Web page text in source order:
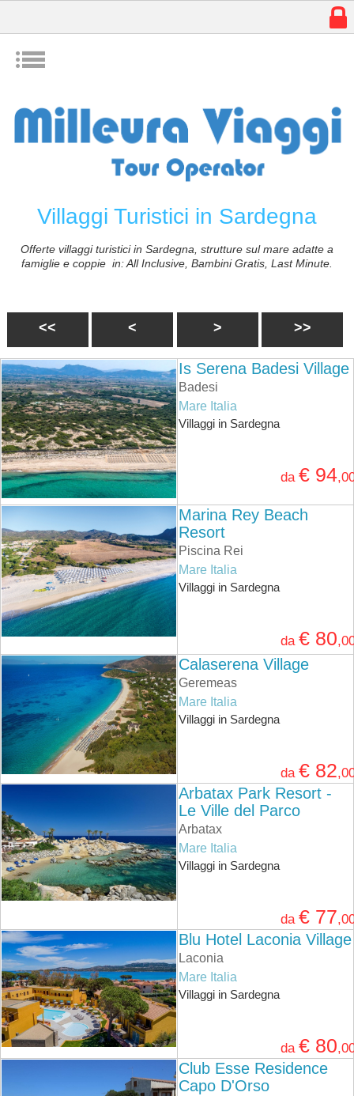
w
I
Villaggi Turistici in Sardegna
Offerte villaggi turistici in Sardegna, strutture sul mare adatte a
famiglie e coppie in: All Inclusive, Bambini Gratis, Last Minute.
<< < > >>
Is Serena Badesi Village
Badesi
Mare Italia
Villaggi in Sardegna
da€ 94
Marina Rey Beach
Resort
Piscina Rei
Mare Italia
Villaggi in Sardegna
da€ 80
Calaserena Village
Geremeas
Mare Italia
Villaggi in Sardegna
da€ 82
Arbatax Park Resort -
Le Ville del Parco
Arbatax
Mare Italia
Villaggi in Sardegna
da€ 77
Blu Hotel Laconia Village
Laconia
Mare Italia
Villaggi in Sardegna
da€ 80
Club Esse Residence
Capo D'Orso